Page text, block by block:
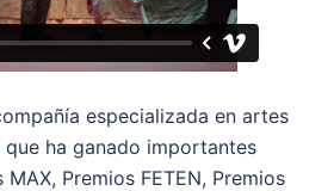
especializada en artes
que ha ganado importantes
Premios FETEN, Premios